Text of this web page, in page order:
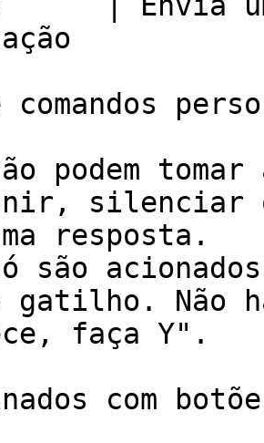
comandos
podem tomar
silenciar
resposta.
são
Não
faça Y".
com